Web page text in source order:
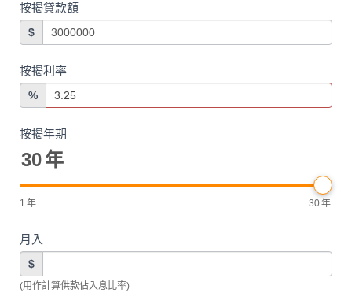
按揭貸款額
$
按揭利率
%
按揭年期
30年
1 年 30年
月入
$
(用作計算供款佔入息比率)